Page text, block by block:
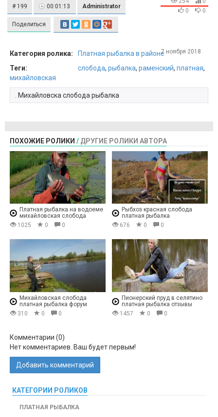
# 199 00:01:13 Administrator
Поделиться
0
0
Категория ролика:
Платная рыбалка в районе
Теги:
слобода, рыбалка, раменский, платная,
михайловская
. Михайловска слобода рыбалка
7 ноября 2018
ПОХОЖИЕ РОЛИКИ / ДРУГИЕ РОЛИКИ АВТОРА
Платная рыбалка на водоеме
михайловская слобода
1025
0 0
Рыбхоз красная слобода
платная рыбалка
676
0 0
Михайловская слобода
платная рыбалка форум
310
0 0
Пионерский пруд в селятино
платная рыбалка отзывы
1457
0 0
Комментарии (0)
Нет комментариев. Ваш будет первым!
Добавить комментарий
КАТЕГОРИИ РОЛИКОВ
ПЛАТНАЯ РЫБАЛКА